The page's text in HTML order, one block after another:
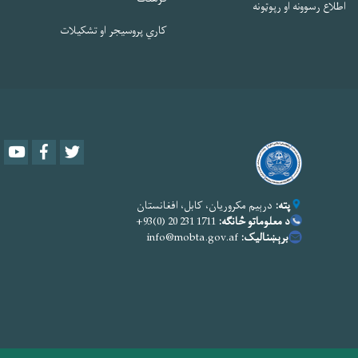
اطلاع رسوونه او رپوټونه
کاري پروسیجر او تشکیلات
Youtube Facebook
پته: درېیم مکروریان، کابل، افغانستان
د معلوماتو څانګه: 1711 231 20 (0)93+
برېښنالیک: info@mobta.gov.af